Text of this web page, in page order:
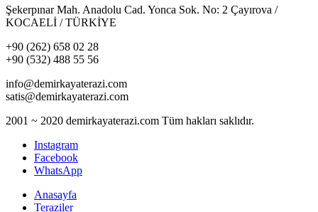
Şekerpınar Mah. Anadolu Cad. Yonca Sok. No: 2 Çayırova /
KOCAELİ / TÜRKİYE
+90 (262) 658 02 28
+90 (532) 488 55 56
info@demirkayaterazi.com
satis@demirkayaterazi.com
2001 ~ 2020 demirkayaterazi.com Tüm hakları saklıdır.
Instagram
Facebook
WhatsApp
Anasayfa
Teraziler